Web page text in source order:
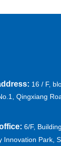
16 / F,
Qingxiang
6/F,
Innovation Park,